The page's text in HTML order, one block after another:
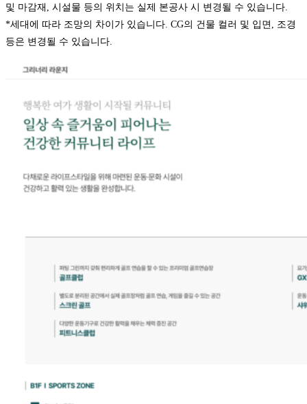
및 마감재, 시설물 등의 위치는 실제 본공사 시 변경될 수 있습니다.
*세대에 따라 조망의 차이가 있습니다. CG의 건물 컬러 및 입면, 조경
등은 변경될 수 있습니다.